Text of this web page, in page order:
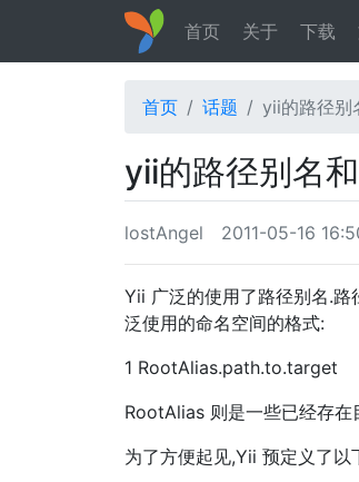
首页 关于 下载
首页 话题 yii的路径别
yii的路径别名
lostAngel 2011-05-16
Yii 广泛的使用了路径别名.路
泛使用的命名空间的格式:
1 RootAlias.path.to.target
RootAlias 则是一些已经存
为了方便起见,Yii 预定义了以